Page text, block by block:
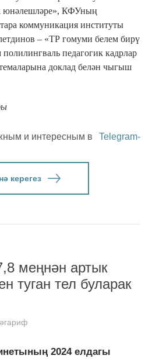
юнәлешләре», КФУның
коммуникация институты
– «ТР гомуми белем бирү
педагогик кадрлар
темаларына доклад белән чыгыш
и интересным в
Telegram-
керегез
меңнән артык
туган тел буларак
2024 елдагы